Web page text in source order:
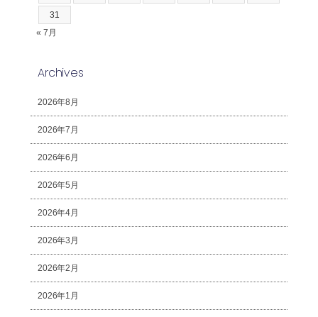
31
« 7月
Archives
2026年8月
2026年7月
2026年6月
2026年5月
2026年4月
2026年3月
2026年2月
2026年1月